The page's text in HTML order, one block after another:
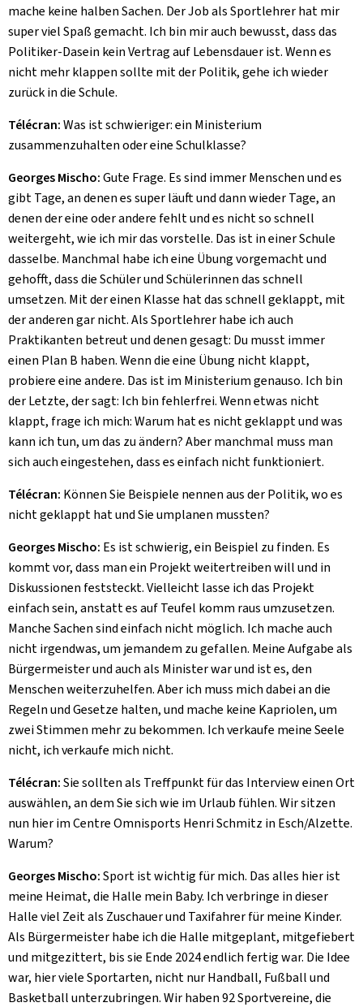
mache keine halben Sachen. Der Job als Sportlehrer hat mir
super viel Spaß gemacht. Ich bin mir auch bewusst, dass das
Politiker-Dasein kein Vertrag auf Lebensdauer ist. Wenn es
nicht mehr klappen sollte mit der Politik, gehe ich wieder
zurück in die Schule.
Télécran:Was ist schwieriger: ein Ministerium
zusammenzuhalten oder eine Schulklasse?
Georges Mischo:Gute Frage. Es sind immer Menschen und es
gibt Tage, an denen es super läuft und dann wieder Tage, an
denen der eine oder andere fehlt und es nicht so schnell
weitergeht, wie ich mir das vorstelle. Das ist in einer Schule
dasselbe. Manchmal habe ich eine Übung vorgemacht und
gehofft, dass die Schüler und Schülerinnen das schnell
umsetzen. Mit der einen Klasse hat das schnell geklappt, mit
der anderen gar nicht. Als Sportlehrer habe ich auch
Praktikanten betreut und denen gesagt: Du musst immer
einen Plan B haben. Wenn die eine Übung nicht klappt,
probiere eine andere. Das ist im Ministerium genauso. Ich bin
der Letzte, der sagt: Ich bin fehlerfrei. Wenn etwas nicht
klappt, frage ich mich: Warum hat es nicht geklappt und was
kann ich tun, um das zu ändern? Aber manchmal muss man
sich auch eingestehen, dass es einfach nicht funktioniert.
Télécran: Können Sie Beispiele nennen aus der Politik, wo es
nicht geklappt hat und Sie umplanen mussten?
Georges Mischo: Es ist schwierig, ein Beispiel zu finden. Es
kommt vor, dass man ein Projekt weitertreiben will und in
Diskussionen feststeckt. Vielleicht lasse ich das Projekt
einfach sein, anstatt es auf Teufel komm raus umzusetzen.
Manche Sachen sind einfach nicht möglich. Ich mache auch
nicht irgendwas, um jemandem zu gefallen. Meine Aufgabe als
Bürgermeister und auch als Minister war und ist es, den
Menschen weiterzuhelfen. Aber ich muss mich dabei an die
Regeln und Gesetze halten, und mache keine Kapriolen, um
zwei Stimmen mehr zu bekommen. Ich verkaufe meine Seele
nicht, ich verkaufe mich nicht.
Télécran:Sie sollten als Treffpunkt für das Interview einen Ort
auswählen, an dem Sie sich wie im Urlaub fühlen. Wir sitzen
nun hier im Centre Omnisports Henri Schmitz in Esch/Alzette.
Warum?
Georges Mischo:Sport ist wichtig für mich. Das alles hier ist
meine Heimat, die Halle mein Baby. Ich verbringe in dieser
Halle viel Zeit als Zuschauer und Taxifahrer für meine Kinder.
Als Bürgermeister habe ich die Halle mitgeplant, mitgefiebert
und mitgezittert, bis sie Ende 2024 endlich fertig war. Die Idee
war, hier viele Sportarten, nicht nur Handball, Fußball und
Basketball unterzubringen. Wir haben 92 Sportvereine, die